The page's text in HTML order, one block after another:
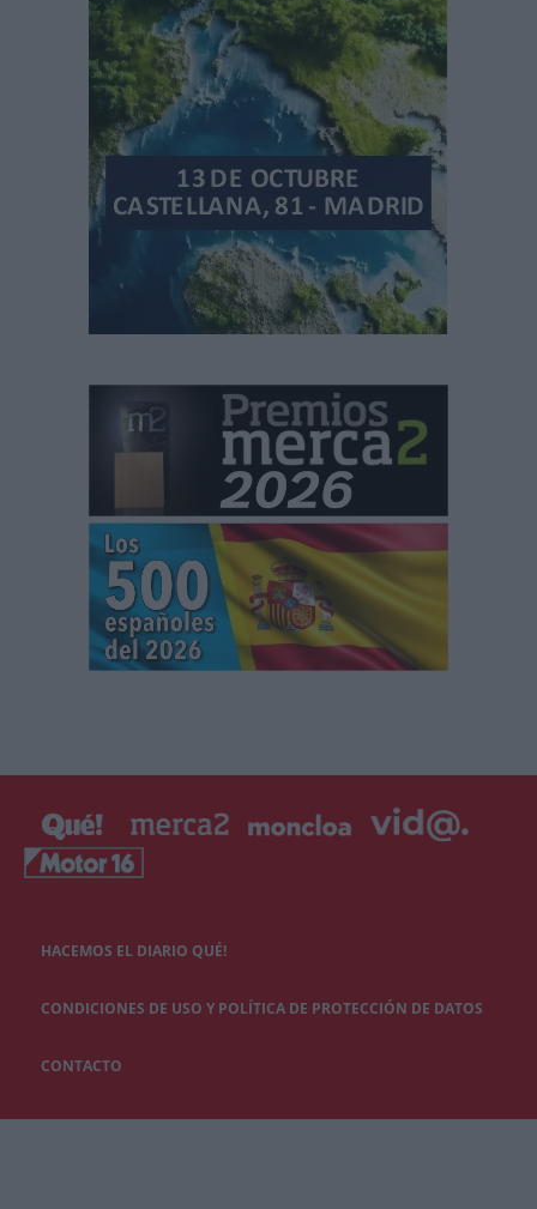
HACEMOS EL DIARIO QUÉ!
CONDICIONES DE USO Y POLÍTICA DE PROTECCIÓN DE DATOS
CONTACTO